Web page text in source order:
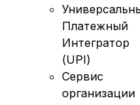
Платежный
Интегратор
(UPI)
Сервис
организации